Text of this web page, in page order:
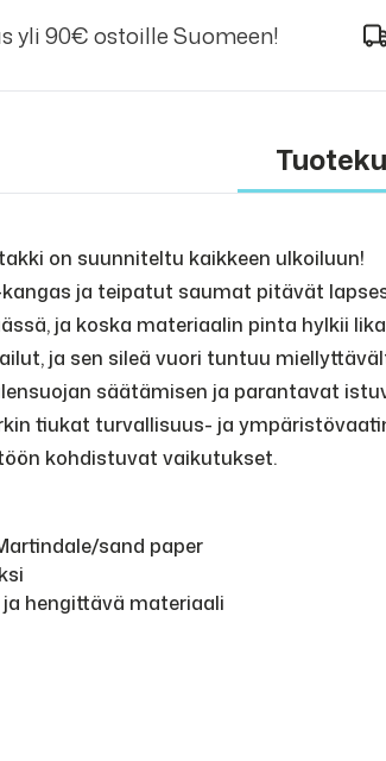
yli 90€ ostoille Suomeen!
on suunniteltu kaikkeen ulkoiluun!
ja teipatut saumat pitävät
ja koska materiaalin pinta hylkii
ja sen sileä vuori tuntuu
säätämisen ja parantavat
tiukat turvallisuus- ja
kohdistuvat vaikutukset.
sand paper
hengittävä materiaali